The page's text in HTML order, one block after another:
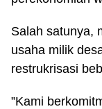
Salah satunya,
usaha milik
restrukrisasi
”Kami